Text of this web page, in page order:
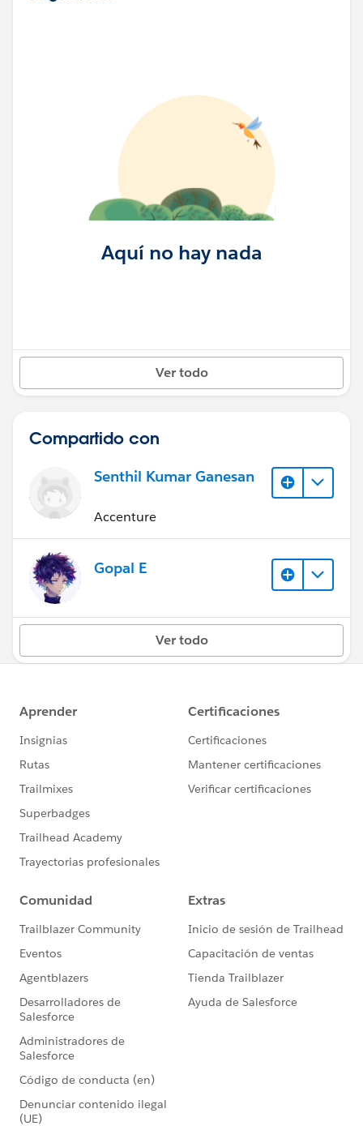
Aquí no hay nada
Ver todo
Compartido con
Senthil Kumar Ganesan
Accenture
Gopal E
Ver todo